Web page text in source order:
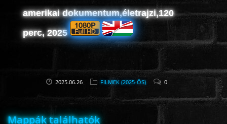
CSALÁDI
WESTERN
DOKUMENTUMFILMEK
amerikai dokumentum,életrajzi,120
perc, 2025
2025.06.26 FILMEK (2025-ÖS) 0
Mappák találhatók